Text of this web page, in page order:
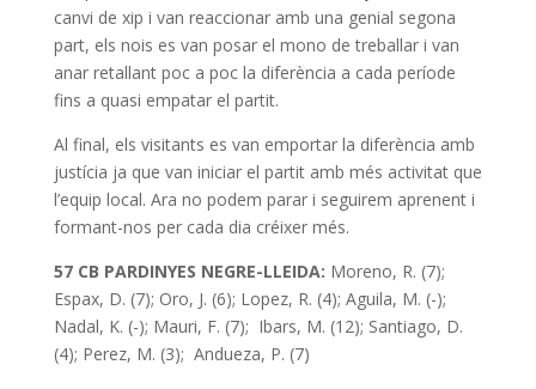
canvi de xip i van reaccionar amb una genial segona
part, els nois es van posar el mono de treballar i van
anar retallant poc a poc la diferència a cada període
fins a quasi empatar el partit.
Al final, els visitants es van emportar la diferència amb
justícia ja que van iniciar el partit amb més activitat que
l’equip local. Ara no podem parar i seguirem aprenent i
formant-nos per cada dia créixer més.
57 CB PARDINYES NEGRE-LLEIDA: Moreno, R. (7);
Espax, D. (7); Oro, J. (6); Lopez, R. (4); Aguila, M. (-);
Nadal, K. (-); Mauri, F. (7); Ibars, M. (12); Santiago, D.
(4); Perez, M. (3); Andueza, P. (7)